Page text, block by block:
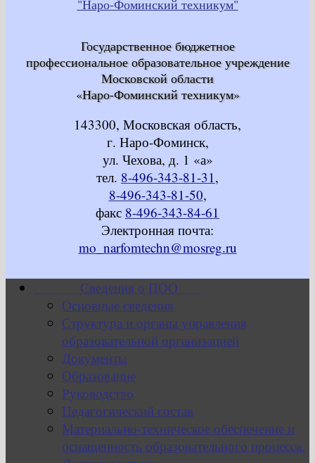
Государственное бюджетное
профессиональное образовательное учреждение
Московской области
«Наро-Фоминский техникум»
143300, Московская область,
г. Наро-Фоминск,
ул. Чехова, д. 1 «а»
тел. 8-496-343-81-31,
8-496-343-81-50,
факс 8-496-343-84-61
Электронная почта:
mo_narfomtechn@mosreg.ru
Сведения о ПОО
Основные сведения
Структура и органы управления
образовательной организацией
Документы
Образование
Руководство
Педагогический состав
Материально-техническое обеспечение и
оснащенность образовательного процесса.